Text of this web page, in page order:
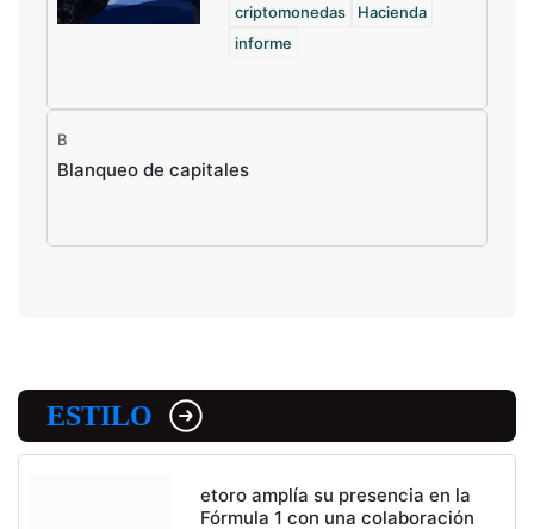
criptomonedas
Hacienda
informe
B
Blanqueo de capitales
ESTILO
etoro amplía su presencia en la
Fórmula 1 con una colaboración